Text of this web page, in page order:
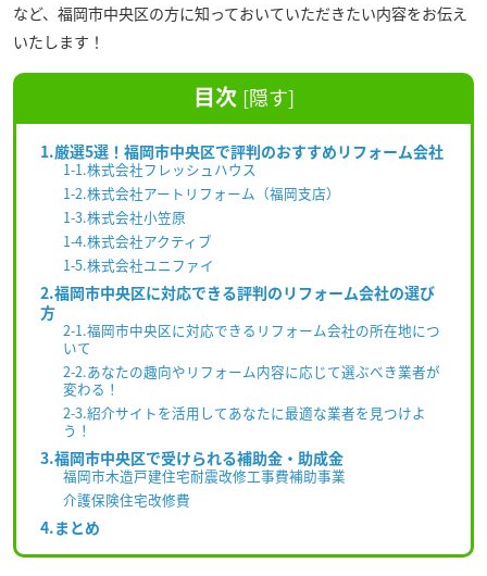
など、福岡市中央区の方に知っておいていただきたい内容をお伝え
いたします！
目次 [隠す]
1.厳選5選！福岡市中央区で評判のおすすめリフォーム会社
1-1.株式会社フレッシュハウス
1-2.株式会社アートリフォーム（福岡支店）
1-3.株式会社小笠原
1-4.株式会社アクティブ
1-5.株式会社ユニファイ
2.福岡市中央区に対応できる評判のリフォーム会社の選び
方
2-1.福岡市中央区に対応できるリフォーム会社の所在地につ
いて
2-2.あなたの趣向やリフォーム内容に応じて選ぶべき業者が
変わる！
2-3.紹介サイトを活用してあなたに最適な業者を見つけよ
う！
3.福岡市中央区で受けられる補助金・助成金
福岡市木造戸建住宅耐震改修工事費補助事業
介護保険住宅改修費
4.まとめ